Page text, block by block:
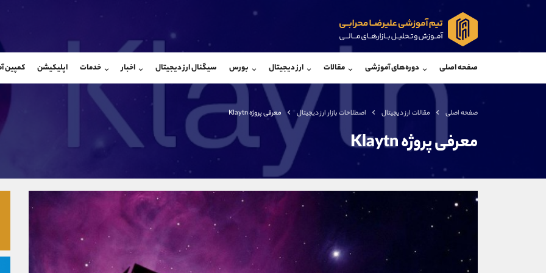
صفحه اصلی دوره‌های آموزشی مقالات ارز دیجیتال بورس سیگنال ارز دیجیتال اخبار خدمات اپلیکیشن کمپین
صفحه اصلی مقالات ارز دیجیتال اصطلاحات بازار ارز دیجیتال معرفی پروژه Klaytn
معرفی پروژه Klaytn
@Armteam_admin_103
واتساپ شروع گفتگو
تلگرام @Armteam_admin_por
داخلی
تلگرام
داخلی
تلفن
تلفن
بدون پیش شماره
اینستاگرام
کانال تلگرام
کانال بله